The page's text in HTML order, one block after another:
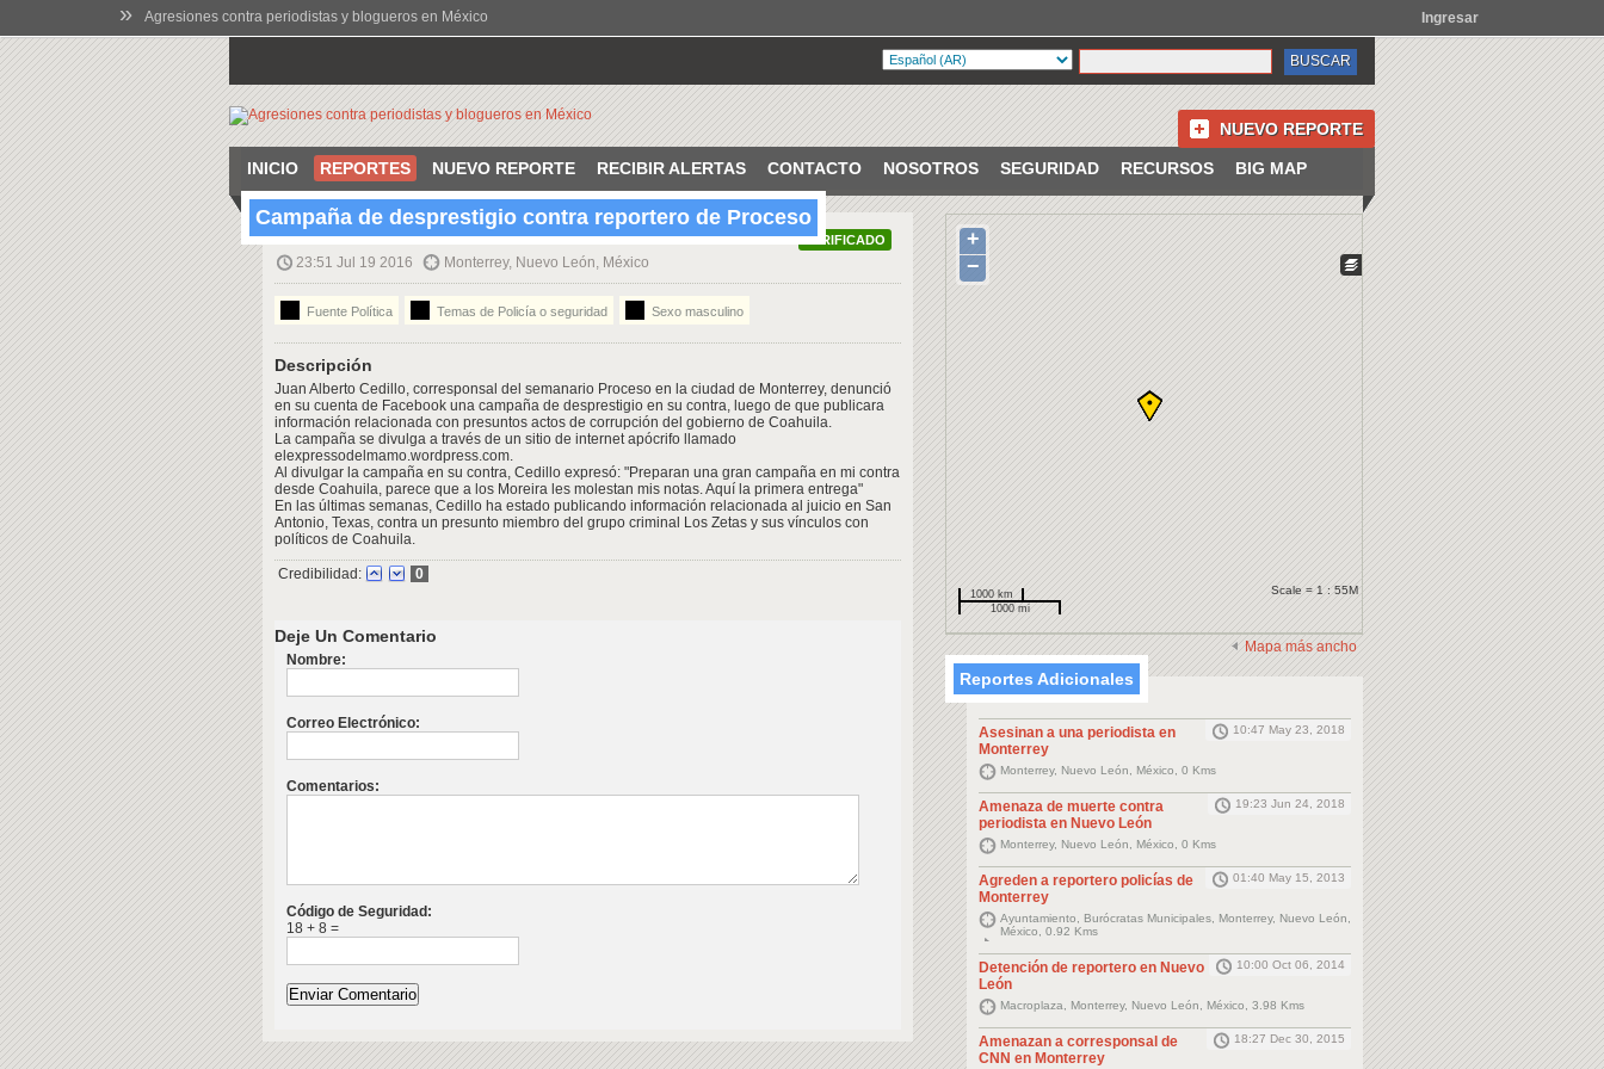
» Agresiones contra periodistas y blogueros en México Ingresar
NUEVO REPORTE
INICIO REPORTES NUEVO REPORTE RECIBIR ALERTAS CONTACTO NOSOTROS SEGURIDAD RECURSOS BIG MAP
VERIFICADO
Campaña de desprestigio contra reportero de Proceso
23:51 Jul 19 2016 Monterrey, Nuevo León, México
Fuente Política Temas de Policía o seguridad Sexo masculino
Descripción
Juan Alberto Cedillo, corresponsal del semanario Proceso en la ciudad de Monterrey, denunció
en su cuenta de Facebook una campaña de desprestigio en su contra, luego de que publicara
información relacionada con presuntos actos de corrupción del gobierno de Coahuila.
La campaña se divulga a través de un sitio de internet apócrifo llamado
elexpressodelmamo.wordpress.com.
Al divulgar la campaña en su contra, Cedillo expresó: "Preparan una gran campaña en mi contra
desde Coahuila, parece que a los Moreira les molestan mis notas. Aquí la primera entrega"
En las últimas semanas, Cedillo ha estado publicando información relacionada al juicio en San
Antonio, Texas, contra un presunto miembro del grupo criminal Los Zetas y sus vínculos con
políticos de Coahuila.
Credibilidad: 0
Deje Un Comentario
Nombre:
Correo Electrónico:
Comentarios:
Código de Seguridad:
18 + 8 =
+
−
1000 km
1000 mi
Scale = 1 : 55M
Mapa más ancho
Reportes Adicionales
Asesinan a una periodista en
Monterrey
10:47 May 23, 2018
Monterrey, Nuevo León, México, 0 Kms
Amenaza de muerte contra
periodista en Nuevo León
19:23 Jun 24, 2018
Monterrey, Nuevo León, México, 0 Kms
Agreden a reportero policías de
Monterrey
01:40 May 15, 2013
Ayuntamiento, Burócratas Municipales, Monterrey, Nuevo León,
México, 0.92 Kms
Detención de reportero en Nuevo
León
10:00 Oct 06, 2014
Macroplaza, Monterrey, Nuevo León, México, 3.98 Kms
Amenazan a corresponsal de
CNN en Monterrey
18:27 Dec 30, 2015